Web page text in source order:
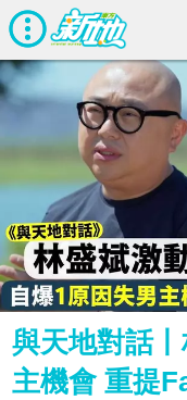
與天地對話
主機會 重提